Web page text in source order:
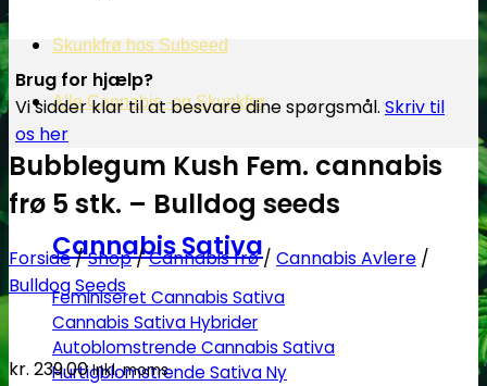
Skunkfrø hos Subseed
Alle Cannabis -og Skunkfrø
Cannabis Sativa
Feminiseret Cannabis Sativa
Cannabis Sativa Hybrider
Autoblomstrende Cannabis Sativa
Hurtigblomstrende Sativa
Brug for hjælp?
Vi sidder klar til at besvare dine spørgsmål. Skriv til
os her
Bubblegum Kush Fem. cannabis
frø 5 stk. – Bulldog seeds
Forside/Shop/Cannabis frø / Cannabis Avlere /
Bulldog Seeds
kr. 239.00 Inkl. moms